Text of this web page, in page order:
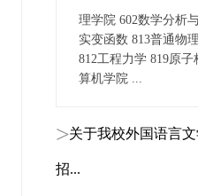
理学院 602数学分析
实变函数 813普通物
812工程力学 819原
算机学院 ...
关于我校外国语言
招...